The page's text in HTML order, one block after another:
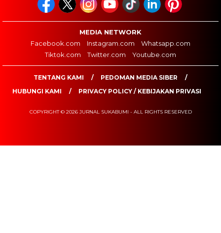
MEDIA NETWORK
Facebook.com
Instagram.com
Whatsapp.com
Tiktok.com
Twitter.com Youtube.com
TENTANG KAMI
PEDOMAN MEDIA SIBER
HUBUNGI KAMI
PRIVACY POLICY / KEBIJAKAN PRIVASI
COPYRIGHT © 2026 JURNAL SUKABUMI - ALL RIGHTS RESERVED